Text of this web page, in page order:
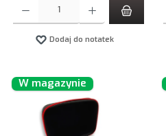
Dodaj do notatek
W magazynie